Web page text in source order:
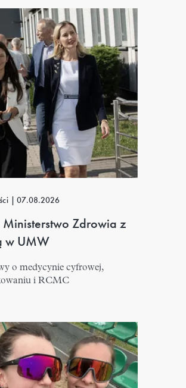
| 07.08.2026
Zdrowia z
w UMW
o medycynie cyfrowej,
i RCMC